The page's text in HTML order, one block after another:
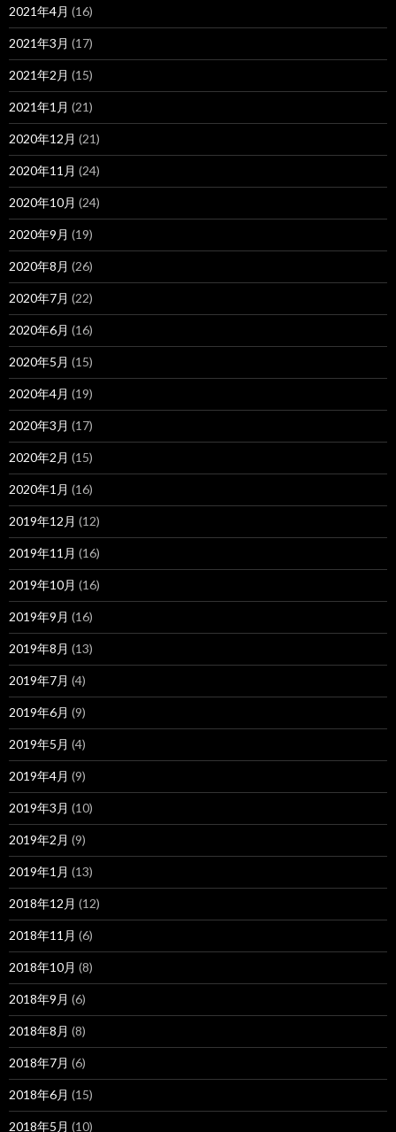
2021年4月 (16)
2021年3月 (17)
2021年2月 (15)
2021年1月 (21)
2020年12月 (21)
2020年11月 (24)
2020年10月 (24)
2020年9月 (19)
2020年8月 (26)
2020年7月 (22)
2020年6月 (16)
2020年5月 (15)
2020年4月 (19)
2020年3月 (17)
2020年2月 (15)
2020年1月 (16)
2019年12月 (12)
2019年11月 (16)
2019年10月 (16)
2019年9月 (16)
2019年8月 (13)
2019年7月 (4)
2019年6月 (9)
2019年5月 (4)
2019年4月 (9)
2019年3月 (10)
2019年2月 (9)
2019年1月 (13)
2018年12月 (12)
2018年11月 (6)
2018年10月 (8)
2018年9月 (6)
2018年8月 (8)
2018年7月 (6)
2018年6月 (15)
2018年5月 (10)